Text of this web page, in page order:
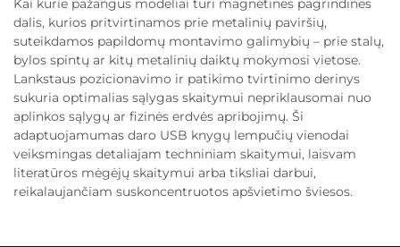
Kai kurie pažangūs modeliai turi magnetines pagrindines
dalis, kurios pritvirtinamos prie metalinių paviršių,
suteikdamos papildomų montavimo galimybių – prie stalų,
bylos spintų ar kitų metalinių daiktų mokymosi vietose.
Lankstaus pozicionavimo ir patikimo tvirtinimo derinys
sukuria optimalias sąlygas skaitymui nepriklausomai nuo
aplinkos sąlygų ar fizinės erdvės apribojimų. Ši
adaptuojamumas daro USB knygų lempučių vienodai
veiksmingas detaliajam techniniam skaitymui, laisvam
literatūros mėgėjų skaitymui arba tiksliai darbui,
reikalaujančiam suskoncentruotos apšvietimo šviesos.